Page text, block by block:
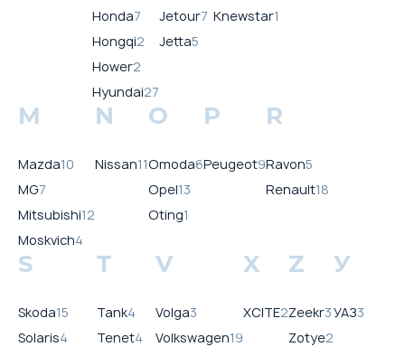
Honda7
Hongqi2
Hower2
Hyundai27
Jetour7
Jetta5
Knewstar1
M
Mazda10
MG7
Mitsubishi12
Moskvich4
N
Nissan11
O
Omoda6
Opel13
Oting1
P
Peugeot9
R
Ravon5
Renault18
S
Skoda15
Solaris4
T
Tank4
Tenet4
V
Volga3
Volkswagen19
X
XCITE2
Z
Zeekr3
Zotye2
У
УАЗ3